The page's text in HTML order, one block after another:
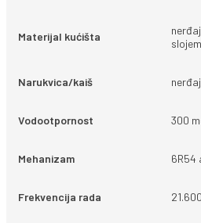
Materijal kućišta
slojem
Narukvica/kaiš
Vodootpornost 300
Mehanizam 6R54
Frekvencija rada